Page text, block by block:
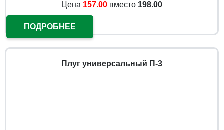
Цена 157.00 вместо 198.00
ПОДРОБНЕЕ
Плуг универсальный П-3